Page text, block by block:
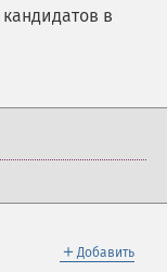
в
＋ Добавить